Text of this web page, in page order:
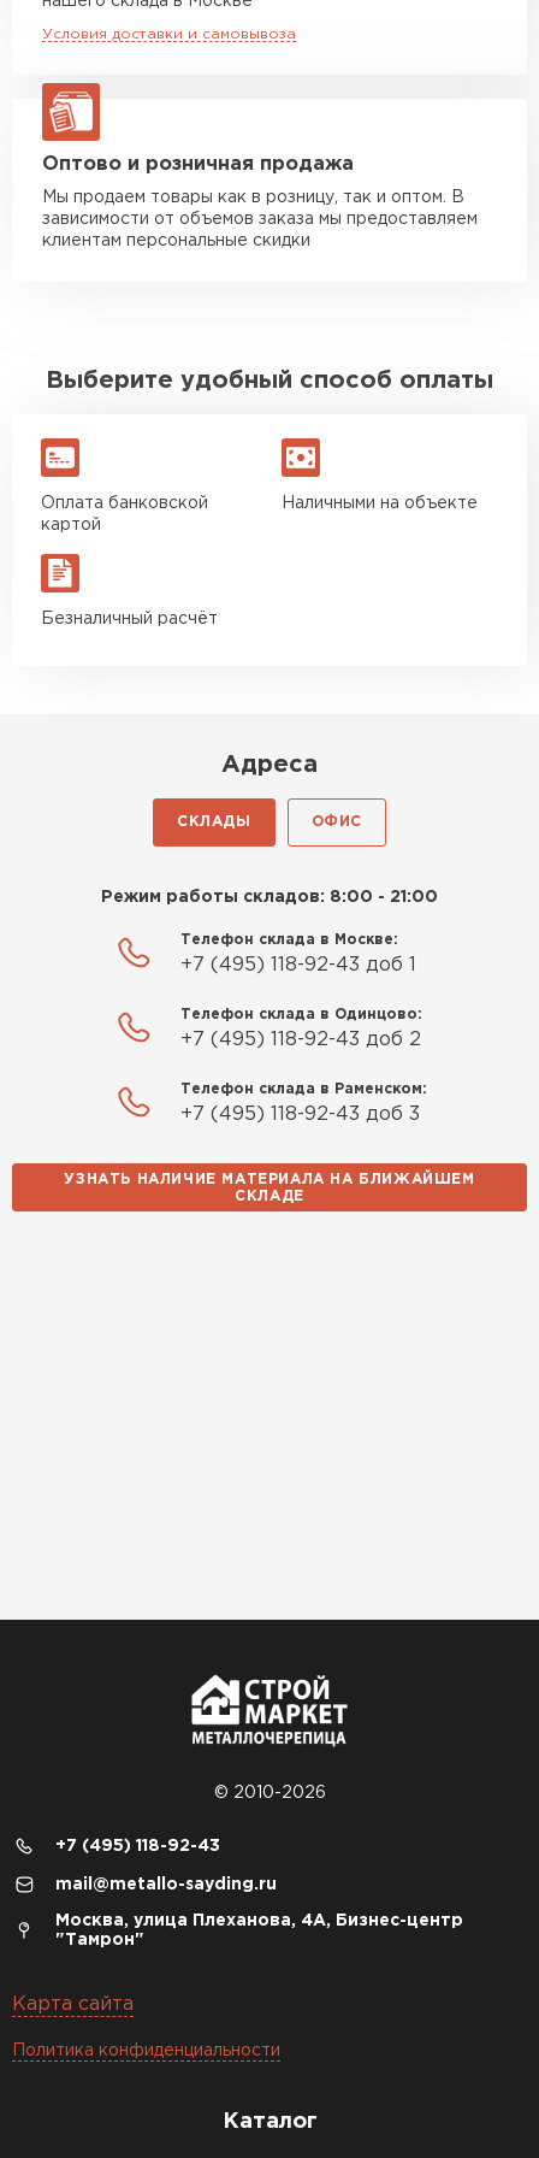
макс. длина груза 8 м
макс. длина груза 13,5 м
ЗАКАЗАТЬ С ДОСТАВКОЙ
Условия доставки и самовывоза
Оптово и розничная продажа
Мы продаем товары как в розницу, так и оптом. В
зависимости от объемов заказа мы предоставляем
клиентам персональные скидки
Выберите удобный способ оплаты
Оплата банковской
картой
Наличными на объекте
Безналичный расчёт
Адреса
СКЛАДЫ ОФИС
Режим работы складов: 8:00 - 21:00
Телефон склада в Москве:
+7 (495) 118-92-43 доб 1
Телефон склада в Одинцово:
+7 (495) 118-92-43 доб 2
Телефон склада в Раменском:
+7 (495) 118-92-43 доб 3
УЗНАТЬ НАЛИЧИЕ МАТЕРИАЛА НА БЛИЖАЙШЕМ
СКЛАДЕ
© 2010-2026
+7 (495) 118-92-43
mail@metallo-sayding.ru
Москва, улица Плеханова, 4А, Бизнес-центр
"Тамрон"
Карта сайта
Политика конфиденциальности
Каталог